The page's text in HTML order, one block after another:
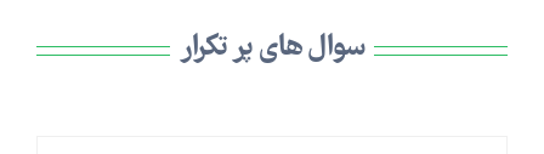
سوال های پر تکرار